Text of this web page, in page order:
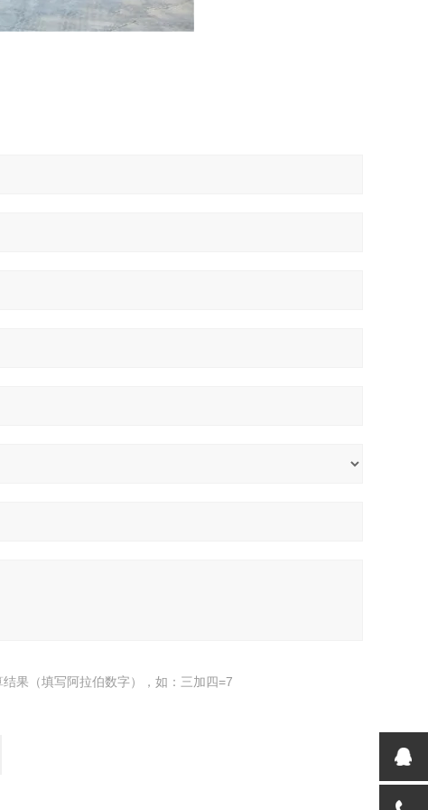
果（填写阿拉伯数字），如：三加四=7